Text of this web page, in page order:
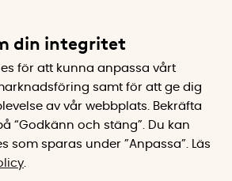
din integritet
för att kunna anpassa vårt
samt för att ge dig
av vår webbplats.
Bekräfta
“Godkänn och stäng”. Du kan
som sparas under ”Anpassa”.
Läs